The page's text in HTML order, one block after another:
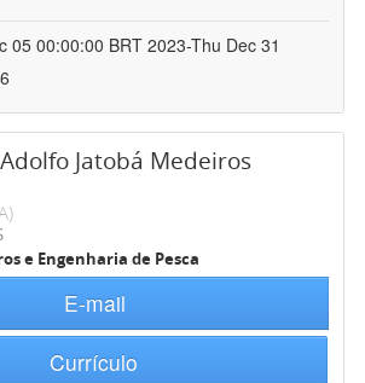
05 00:00:00 BRT 2023-Thu Dec 31
Adolfo Jatobá Medeiros
e Engenharia de Pesca
E-mail
Currículo